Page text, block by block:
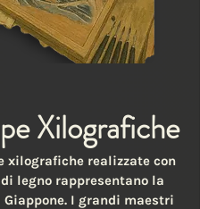
Xilografiche
xilografiche realizzate con
legno rappresentano la
I grandi maestri